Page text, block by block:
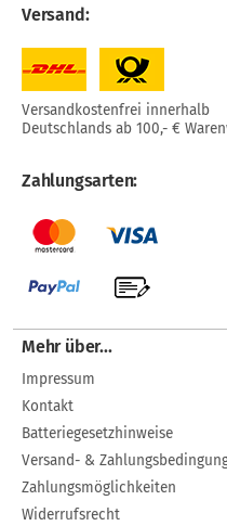
Versand:
Versandkostenfrei innerhalb
Deutschlands ab 100,- €
Zahlungsarten:
Mehr über...
Impressum
Kontakt
Batteriegesetzhinweise
Versand- &
Zahlungsmöglichkeiten
Widerrufsrecht